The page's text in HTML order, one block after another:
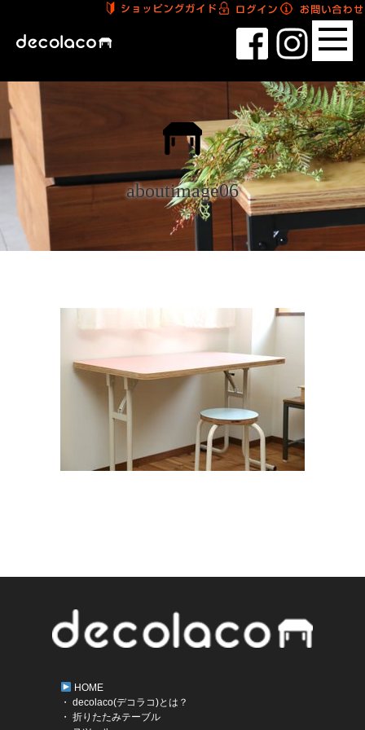
aboutimage06
HOME
・ decolaco(デコラコ)とは？
・ 折りたたみテーブル